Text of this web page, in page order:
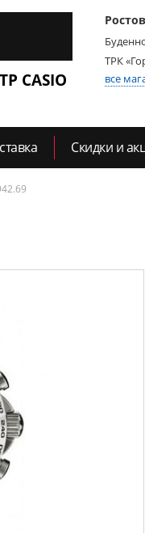
CASIO
ТРК
все
Скидки и